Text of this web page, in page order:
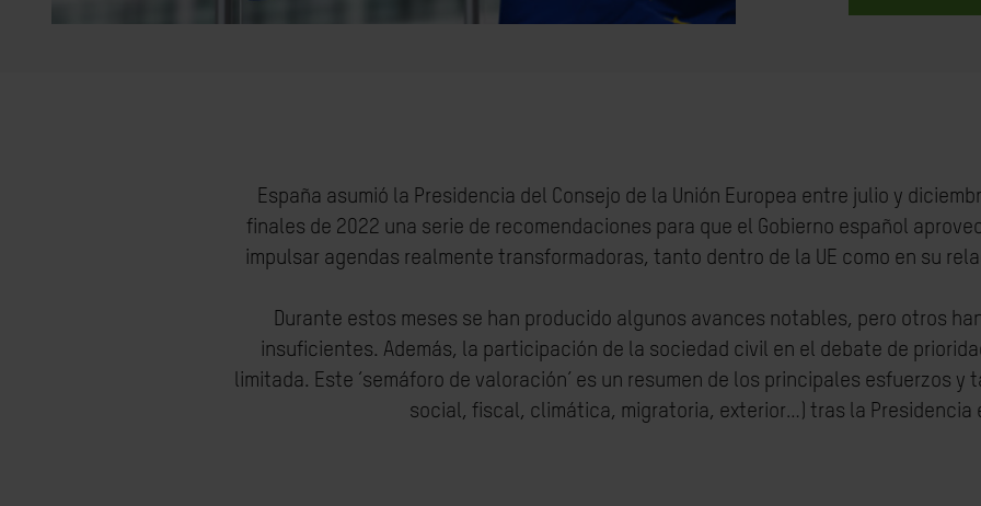
España asumió la Presidencia del Consejo de la Unión Europea entre julio y
finales de 2022 una serie de recomendaciones para que el Gobierno español
impulsar agendas realmente transformadoras, tanto dentro de la UE como en su
Durante estos meses se han producido algunos avances notables, pero otros
insuficientes. Además, la participación de la sociedad civil en el debate de
limitada. Este ‘semáforo de valoración’ es un resumen de los principales esfuerzos y
social, fiscal, climática, migratoria, exterior…) tras la Presidencia